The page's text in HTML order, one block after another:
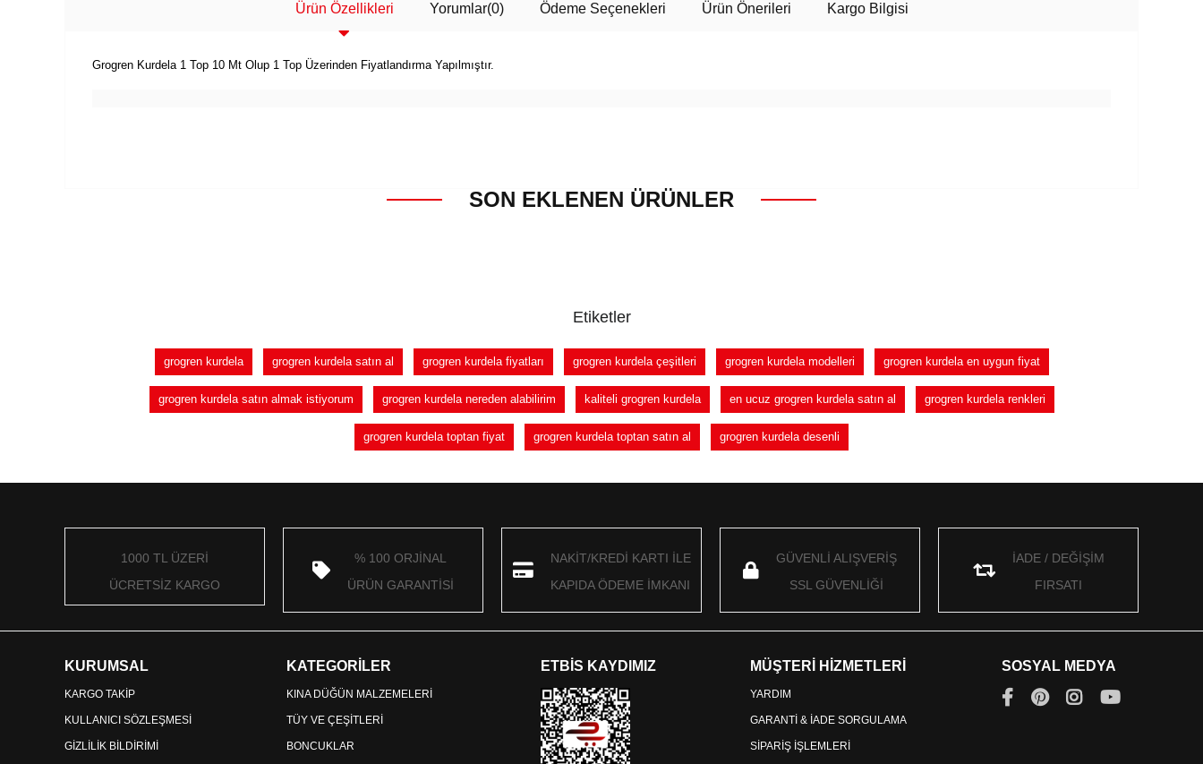
Ürün Özellikleri Yorumlar(0) Ödeme Seçenekleri Ürün Önerileri Kargo Bilgisi
Grogren Kurdela 1 Top 10 Mt Olup 1 Top Üzerinden Fiyatlandırma Yapılmıştır.
SON EKLENEN ÜRÜNLER
Etiketler
grogren kurdela grogren kurdela satın al grogren kurdela fiyatları grogren kurdela çeşitleri grogren kurdela modelleri grogren kurdela en uygun fiyat
grogren kurdela satın almak istiyorum grogren kurdela nereden alabilirim kaliteli grogren kurdela en ucuz grogren kurdela satın al grogren kurdela renkleri
grogren kurdela toptan fiyat grogren kurdela toptan satın al grogren kurdela desenli
1000 TL ÜZERİ
ÜCRETSİZ KARGO
% 100 ORJİNAL
ÜRÜN GARANTİSİ
NAKİT/KREDİ KARTI İLE
KAPIDA ÖDEME İMKANI
GÜVENLİ ALIŞVERİŞ
SSL GÜVENLİĞİ
İADE / DEĞİŞİM
FIRSATI
KURUMSAL
KARGO TAKİP
KULLANICI SÖZLEŞMESİ
GİZLİLİK BİLDİRİMİ
KATEGORİLER
KINA DÜĞÜN MALZEMELERİ
TÜY VE ÇEŞİTLERİ
BONCUKLAR
ETBİS KAYDIMIZ MÜŞTERİ HİZMETLERİ
YARDIM
GARANTİ & İADE SORGULAMA
SİPARİŞ İŞLEMLERİ
SOSYAL MEDYA